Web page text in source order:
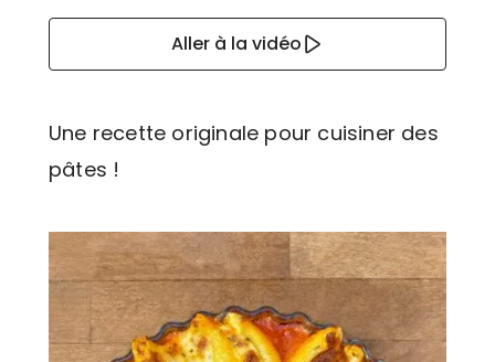
Aller à la vidéo
Une recette originale pour cuisiner des
pâtes !